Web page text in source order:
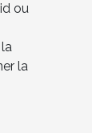
ou
la